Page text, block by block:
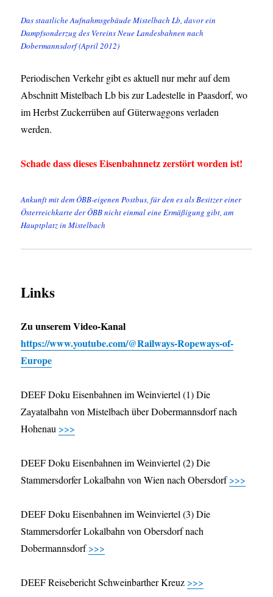
Das staatliche Aufnahmsgebäude Mistelbach Lb, davor ein
Dampfsonderzug des Vereins Neue Landesbahnen nach
Dobermannsdorf (April 2012)
Periodischen Verkehr gibt es aktuell nur mehr auf dem
Abschnitt Mistelbach Lb bis zur Ladestelle in Paasdorf, wo
im Herbst Zuckerrüben auf Güterwaggons verladen
werden.
Schade dass dieses Eisenbahnnetz zerstört worden ist!
Ankunft mit dem ÖBB-eigenen Postbus, für den es als Besitzer einer
Österreichkarte der ÖBB nicht einmal eine Ermäßigung gibt, am
Hauptplatz in Mistelbach
Links
Zu unserem Video-Kanal
https://www.youtube.com/@Railways-Ropeways-of-
Europe
DEEF Doku Eisenbahnen im Weinviertel (1) Die
Zayatalbahn von Mistelbach über Dobermannsdorf nach
Hohenau >>>
DEEF Doku Eisenbahnen im Weinviertel (2) Die
Stammersdorfer Lokalbahn von Wien nach Obersdorf>>>
DEEF Doku Eisenbahnen im Weinviertel (3) Die
Stammersdorfer Lokalbahn von Obersdorf nach
Dobermannsdorf>>>
DEEF Reisebericht Schweinbarther Kreuz >>>